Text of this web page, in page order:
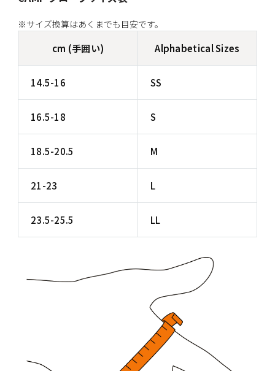
※サイズ換算はあくまでも目安です。
cm (手囲い) Alphabetical Sizes
14.5-16 SS
16.5-18 S
18.5-20.5 M
21-23 L
23.5-25.5 LL